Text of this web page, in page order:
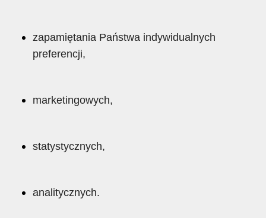
zapamiętania Państwa indywidualnych
preferencji,
marketingowych,
statystycznych,
analitycznych.